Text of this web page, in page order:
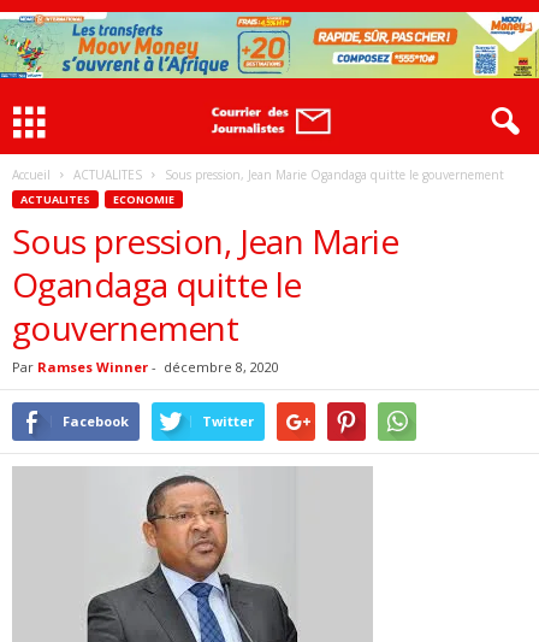
Accueil ACTUALITES Sous pression, Jean Marie Ogandaga quitte le gouvernement
ACTUALITES ECONOMIE
Sous pression, Jean Marie
Ogandaga quitte le
gouvernement
Par Ramses Winner - décembre 8, 2020
Facebook Twitter